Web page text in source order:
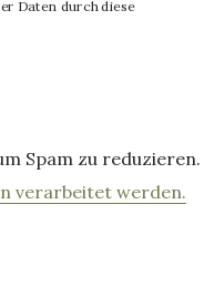
Daten durch diese
Spam zu reduzieren.
verarbeitet werden.